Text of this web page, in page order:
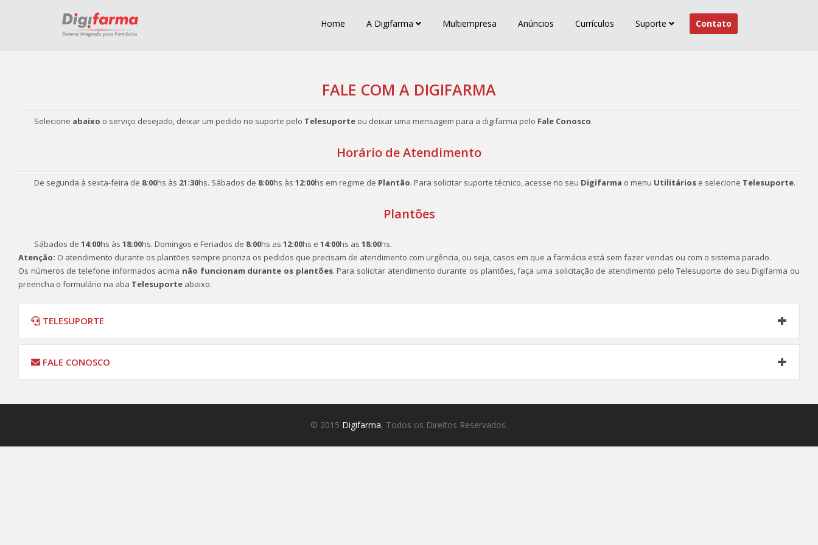
Home A Digifarma Multiempresa Anúncios Currículos Suporte Contato
FALE COM A DIGIFARMA
Selecione abaixo o serviço desejado, deixar um pedido no suporte pelo Telesuporte ou deixar uma mensagem para a digifarma pelo Fale Conosco.
Horário de Atendimento
De segunda à sexta-feira de 8:00hs às 21:30hs. Sábados de 8:00hs às 12:00hs em regime de Plantão. Para solicitar suporte técnico, acesse no seu Digifarma o menu Utilitários e selecione Telesuporte.
Plantões
Sábados de 14:00hs às 18:00hs. Domingos e Feriados de 8:00hs as 12:00hs e 14:00hs as 18:00hs.
Atenção: O atendimento durante os plantões sempre prioriza os pedidos que precisam de atendimento com urgência, ou seja, casos em que a farmácia está sem fazer vendas ou com o sistema parado.
Os números de telefone informados acima não funcionam durante os plantões. Para solicitar atendimento durante os plantões, faça uma solicitação de atendimento pelo Telesuporte do seu Digifarma ou
preencha o formulário na aba Telesuporte abaixo.
TELESUPORTE
FALE CONOSCO
© 2015 Digifarma, Todos os Direitos Reservados.